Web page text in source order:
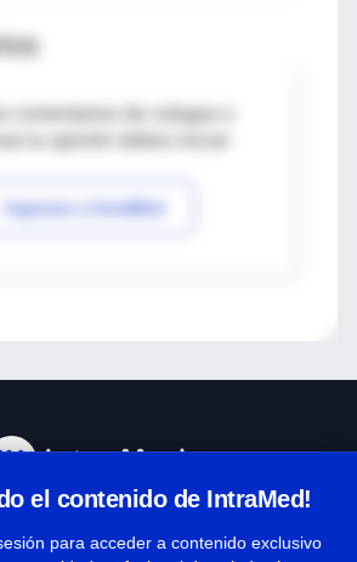
comentarios de colegas o
Ingresar a IntraMed
el contenido de IntraMed!
para acceder a contenido exclusivo